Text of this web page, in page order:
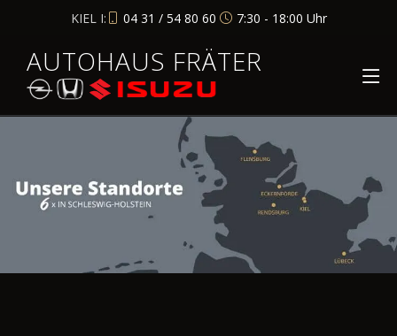
KIEL I: 04 31 / 54 80 60 7:30 - 18:00 Uhr
AUTOHAUS FRÄTER